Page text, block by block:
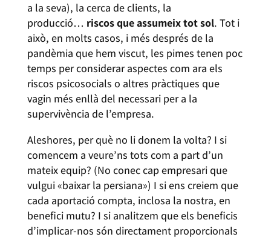
a la seva), la cerca de clients, la
producció… riscos que assumeix tot sol. Tot i
això, en molts casos, i més després de la
pandèmia que hem viscut, les pimes tenen poc
temps per considerar aspectes com ara els
riscos psicosocials o altres pràctiques que
vagin més enllà del necessari per a la
supervivència de l’empresa.
Aleshores, per què no li donem la volta? I si
comencem a veure’ns tots com a part d’un
mateix equip? (No conec cap empresari que
vulgui «baixar la persiana») I si ens creiem que
cada aportació compta, inclosa la nostra, en
benefici mutu? I si analitzem que els beneficis
d’implicar-nos són directament proporcionals